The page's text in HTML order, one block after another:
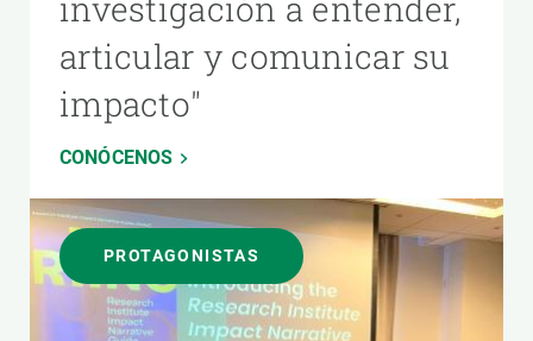
articular y comunicar su
impacto"
CONÓCENOS
PROTAGONISTAS